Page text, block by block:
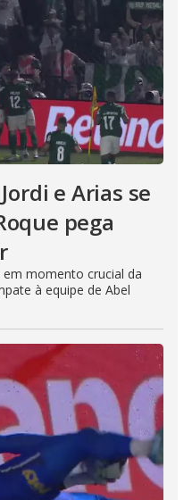
e Arias se
pega
momento crucial da
à equipe de Abel